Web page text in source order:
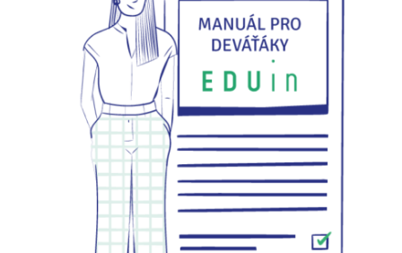
Týdeník bEDUin
Audit vzdělávacího systému
Všechny analýzy
Tiskové zprávy
Pro média